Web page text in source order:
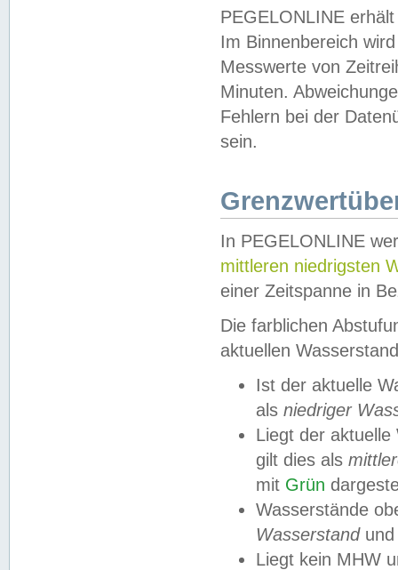
PEGELONLINE
Im Binnenbereich
Messwerte von
Minuten.
Fehlern bei der
sein.
In PEGELONLINE
mittleren niedrigsten
einer Zeitspanne in
Die farblichen
aktuellen
Ist der aktuelle
als niedriger
Liegt der
gilt dies als
mit Grün
Wasserstände
Wasserstandund
Liegt kein MHW